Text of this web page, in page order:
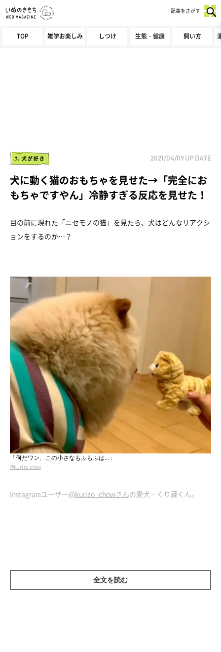
TOP 雑学お楽しみ しつけ 生態・健康 飼い方
記事をさがす
犬が好き 2021/04/09 UP DATE
犬に動く猫のおもちゃを見せた→「完全にお
もちゃですやん」冷静すぎる反応を見せた！
目の前に現れた「ニセモノの猫」を見たら、犬はどんなリアクシ
ョンをするのか…？
「何だワン、この小さなもふもふは…」
@kurizo_chow
Instagramユーザー@kurizo_chowさんの愛犬・くり蔵くん。
全文を読む